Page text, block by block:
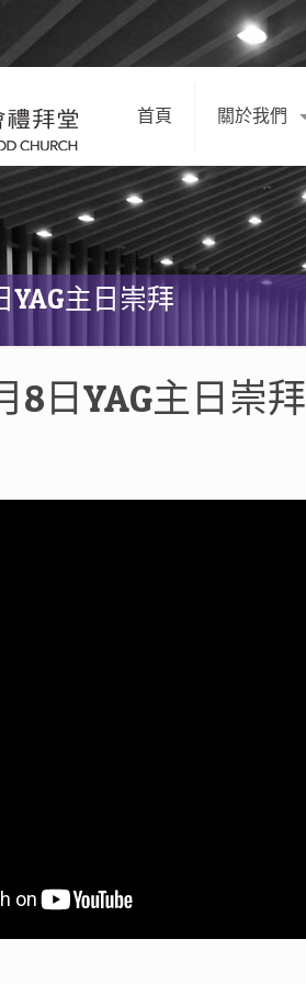
首頁 關於我們
YAG主日崇拜
8日YAG主日崇拜